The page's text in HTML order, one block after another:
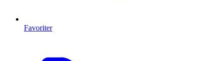
Favoriter